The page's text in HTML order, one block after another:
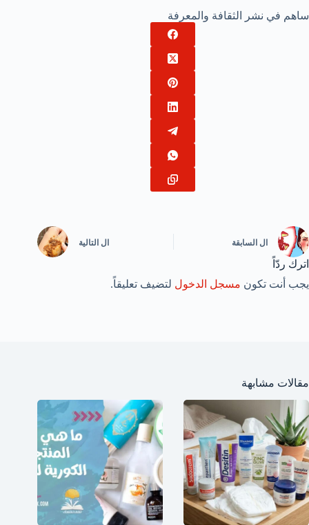
ساهم في نشر الثقافة والمعرفة
ال السابقة ال التالية
اترك ردّاً
يجب أنت تكون مسجل الدخول لتضيف تعليقاً.
مقالات مشابهة